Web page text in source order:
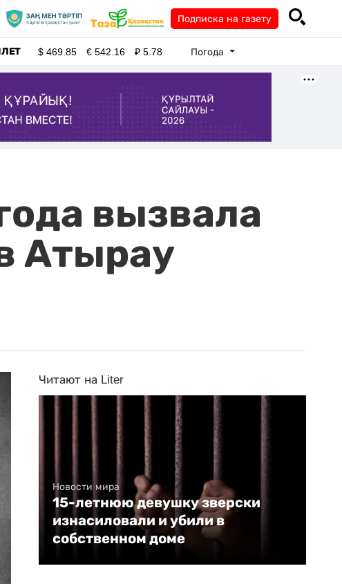
Подписка на газету
$469.85 €542.16 ₽5.78 Погода
вызвала
Атырау
Читают на Liter
Новости мира
15-летнюю девушку зверски
изнасиловали и убили в
собственном доме